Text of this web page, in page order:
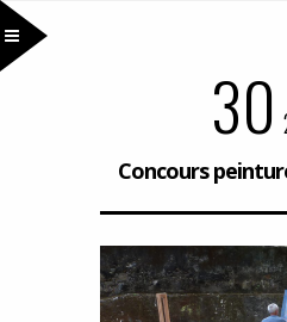
30
Concours